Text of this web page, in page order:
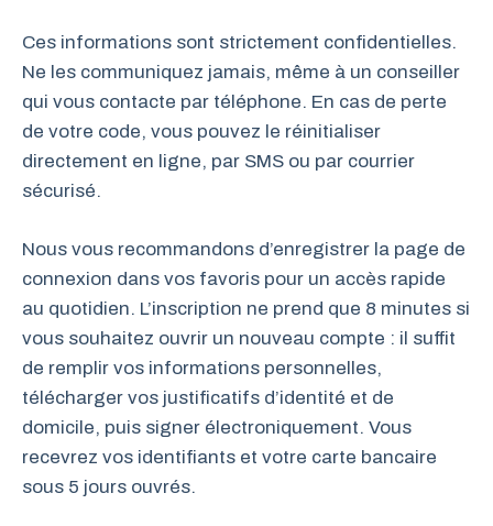
Ces informations sont strictement confidentielles.
Ne les communiquez jamais, même à un conseiller
qui vous contacte par téléphone. En cas de perte
de votre code, vous pouvez le réinitialiser
directement en ligne, par SMS ou par courrier
sécurisé.
Nous vous recommandons d’enregistrer la page de
connexion dans vos favoris pour un accès rapide
au quotidien. L’inscription ne prend que 8 minutes si
vous souhaitez ouvrir un nouveau compte : il suffit
de remplir vos informations personnelles,
télécharger vos justificatifs d’identité et de
domicile, puis signer électroniquement. Vous
recevrez vos identifiants et votre carte bancaire
sous 5 jours ouvrés.